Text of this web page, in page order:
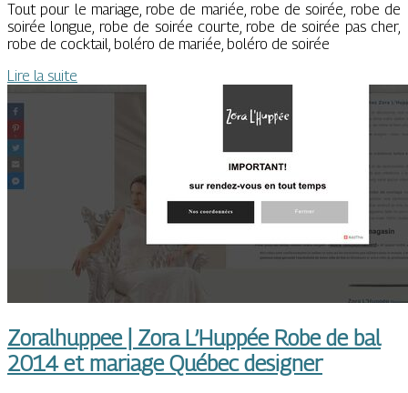
Tout pour le mariage, robe de mariée, robe de soirée, robe de
soirée longue, robe de soirée courte, robe de soirée pas cher,
robe de cocktail, boléro de mariée, boléro de soirée
Lire la suite
Zoralhuppee | Zora L’Huppée Robe de bal
2014 et mariage Québec designer